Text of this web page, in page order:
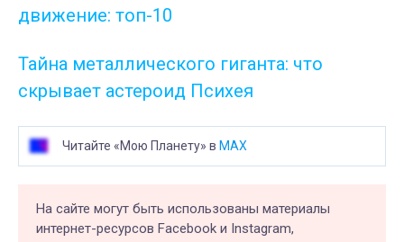
движение: топ-10
Тайна металлического гиганта: что
скрывает астероид Психея
Читайте «Мою Планету» в MAX
На сайте могут быть использованы материалы
интернет-ресурсов Facebook и Instagram,